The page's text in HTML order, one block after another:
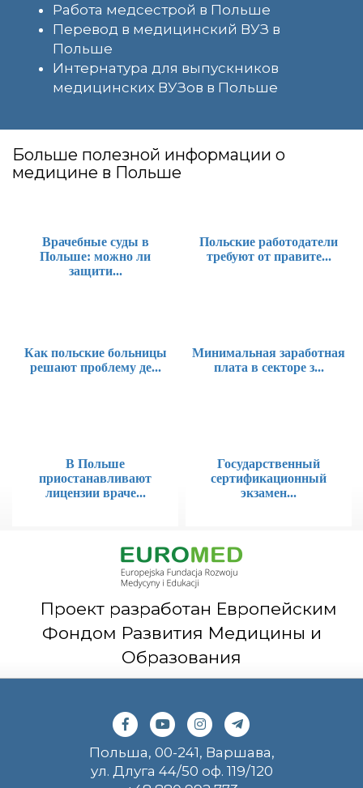
Работа медсестрой в Польше
Перевод в медицинский ВУЗ в
Польше
Интернатура для выпускников
медицинских ВУЗов в Польше
Больше полезной информации о
медицине в Польше
Врачебные суды в
Польше: можно ли
защити...
Польские работодатели
требуют от правите...
Как польские больницы
решают проблему де...
Минимальная заработная
плата в секторе з...
В Польше
приостанавливают
лицензии враче...
Государственный
сертификационный
экзамен...
Проект разработан Европейским
Фондом Развития Медицины и
Образования
Польша, 00-241, Варшава,
ул. Длуга 44/50 оф. 119/120